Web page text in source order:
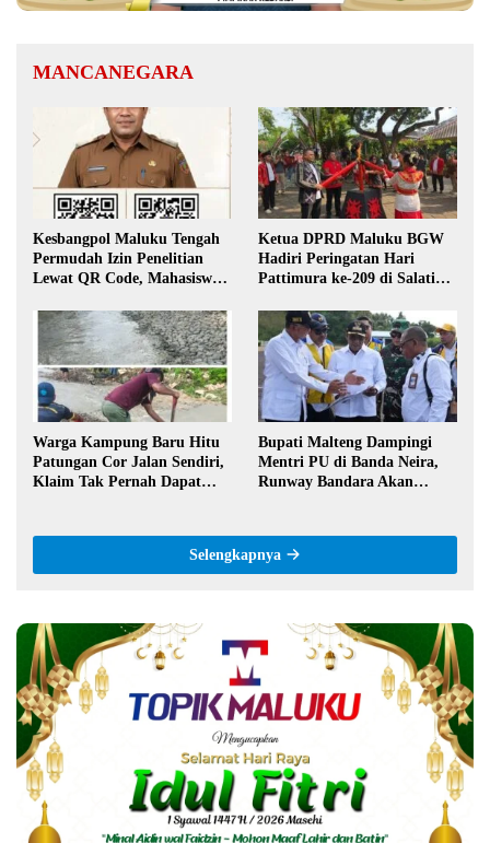
MANCANEGARA
Kesbangpol Maluku Tengah
Permudah Izin Penelitian
Lewat QR Code, Mahasiswa
Ketua DPRD Maluku BGW
Hadiri Peringatan Hari
Pattimura ke-209 di Salatiga,
Orang Basudara
Warga Kampung Baru Hitu
Patungan Cor Jalan Sendiri,
Klaim Tak Pernah Dapat
Bupati Malteng Dampingi
Mentri PU di Banda Neira,
Runway Bandara Akan
Selengkapnya